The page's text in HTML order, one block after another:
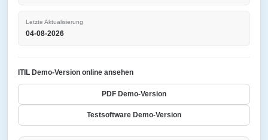
Letzte Aktualisierung
04-08-2026
ITIL Demo-Version online ansehen
PDF Demo-Version
Testsoftware Demo-Version